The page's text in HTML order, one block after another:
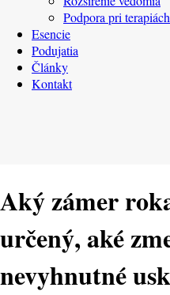
Podpora pri terapiách
Esencie
Podujatia
Články
Kontakt
Aký zámer
určený, aké
nevyhnutné